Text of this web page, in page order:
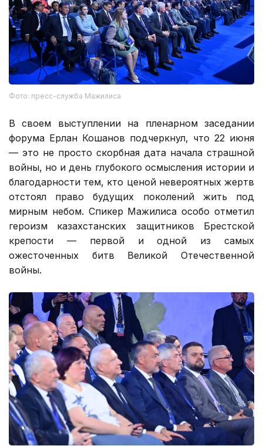
Фото: пресс-служба Мажилиса
В своем выступлении на пленарном заседании
форума Ерлан Кошанов подчеркнул, что 22 июня
— это не просто скорбная дата начала страшной
войны, но и день глубокого осмысления истории и
благодарности тем, кто ценой невероятных жертв
отстоял право будущих поколений жить под
мирным небом. Спикер Мажилиса особо отметил
героизм казахстанских защитников Брестской
крепости — первой и одной из самых
ожесточенных битв Великой Отечественной
войны.